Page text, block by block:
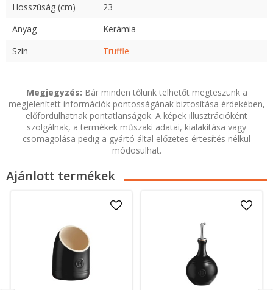
Hosszúság (cm)
23
Anyag
Kerámia
Szín
Truffle
Megjegyzés: Bár minden tőlünk telhetőt megteszünk a
megjelenített információk pontosságának biztosítása érdekében,
előfordulhatnak pontatlanságok. A képek illusztrációként
szolgálnak, a termékek műszaki adatai, kialakítása vagy
csomagolása pedig a gyártó által előzetes értesítés nélkül
módosulhat.
Ajánlott termékek